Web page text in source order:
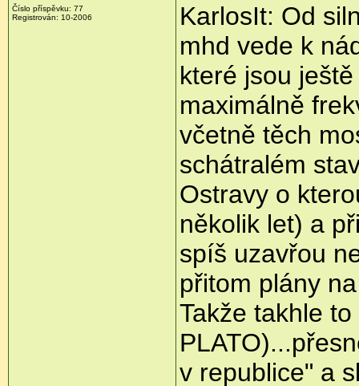
Číslo příspěvku: 77
Registrován: 10-2006
KarlosIt: Od
mhd vede k
které jsou
maximálně
včetně těch
schátralém
Ostravy o
několik let) a
spíš uzavřou
přitom plány
Takže takhle
v republice" a